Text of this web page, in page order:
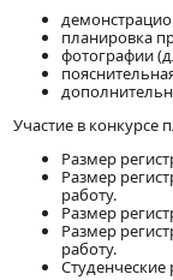
планировка
фотографии
Участие в конкурсе
Размер
Размер
работу.
Размер
Размер
работу.